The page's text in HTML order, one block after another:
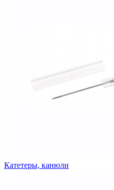
Катетеры, канюли